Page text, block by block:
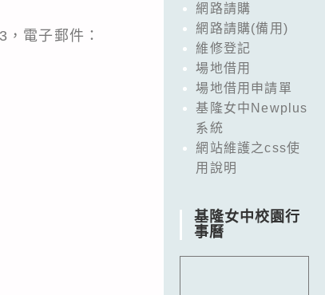
電子郵件：
網路請購
網路請購(備用)
維修登記
場地借用
場地借用申請單
基隆女中Newplus
系統
網站維護之css使
用說明
基隆女中校園行
事曆